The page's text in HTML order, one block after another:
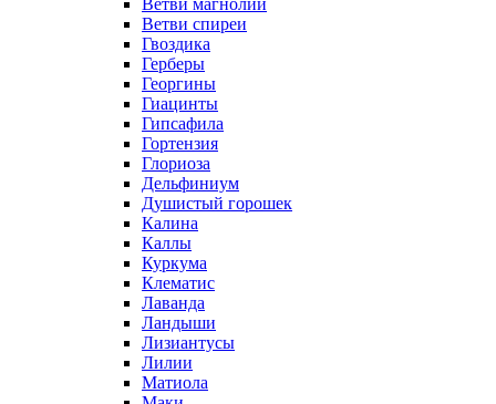
Ветви магнолии
Ветви спиреи
Гвоздика
Герберы
Георгины
Гиацинты
Гипсафила
Гортензия
Глориоза
Дельфиниум
Душистый горошек
Калина
Каллы
Куркума
Клематис
Лаванда
Ландыши
Лизиантусы
Лилии
Матиола